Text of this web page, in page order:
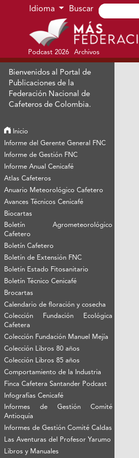
Ir al menú de navegación principal
Ir al contenido principal
Ir al pie de página del sitio
Idioma Buscar
Podcast 2026 Archivos
Bienvenidos al Portal de
Publicaciones de la
Federación Nacional de
Cafeteros de Colombia.
Inicio
Informe del Gerente General FNC
Informe de Gestión FNC
Informe Anual Cenicafé
Atlas Cafeteros
Anuario Meteorológico Cafetero
Avances Técnicos Cenicafé
Biocartas
Boletín Agrometeorológico
Cafetero
Boletín Cafetero
Boletín de Extensión FNC
Boletín Estado Fitosanitario
Boletín Técnico Cenicafé
Brocartas
Calendario de floración y cosecha
Colección Fundación Ecológica
Cafetera
Colección Fundación Manuel Mejía
Colección Libros 80 años
Colección Libros 85 años
Comportamiento de la Industria
Finca Cafetera Santander Podcast
Infografías Cenicafé
Informes de Gestión Comité
Antioquía
Informes de Gestión Comité Caldas
Las Aventuras del Profesor Yarumo
Libros y Manuales